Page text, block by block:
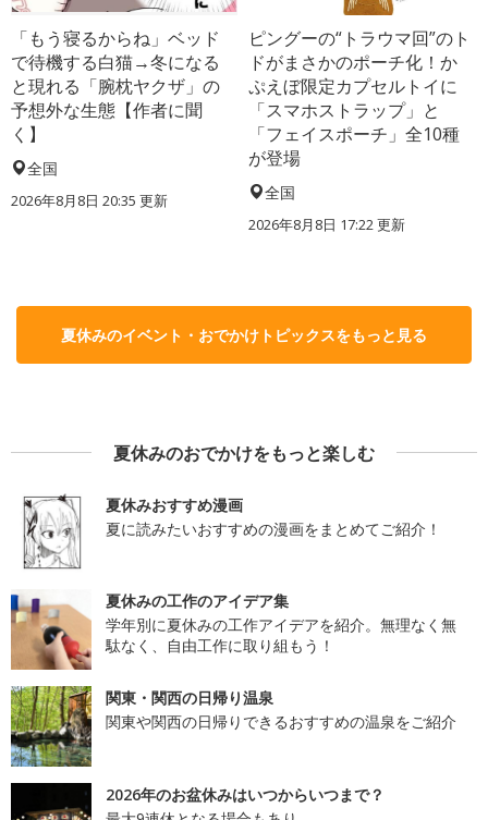
「もう寝るからね」ベッド
で待機する白猫→冬になる
と現れる「腕枕ヤクザ」の
予想外な生態【作者に聞
く】
全国
2026年8月8日 20:35 更新
ピングーの“トラウマ回”のト
ドがまさかのポーチ化！か
ぷえぼ限定カプセルトイに
「スマホストラップ」と
「フェイスポーチ」全10種
が登場
全国
2026年8月8日 17:22更新
夏休みのイベント・おでかけトピックスをもっと見る
夏休みのおでかけをもっと楽しむ
夏休みおすすめ漫画
夏に読みたいおすすめの漫画をまとめてご紹介！
夏休みの工作のアイデア集
学年別に夏休みの工作アイデアを紹介。無理なく無
駄なく、自由工作に取り組もう！
関東・関西の日帰り温泉
関東や関西の日帰りできるおすすめの温泉をご紹介
2026年のお盆休みはいつからいつまで？